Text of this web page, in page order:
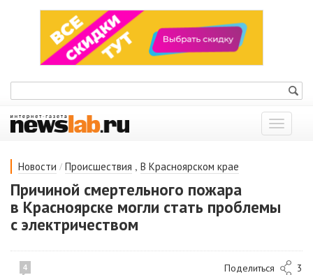
Показать
меню
Новости / Происшествия , В Красноярском крае
Причиной смертельного пожара
в Красноярске могли стать проблемы
с электричеством
4 Поделиться 3